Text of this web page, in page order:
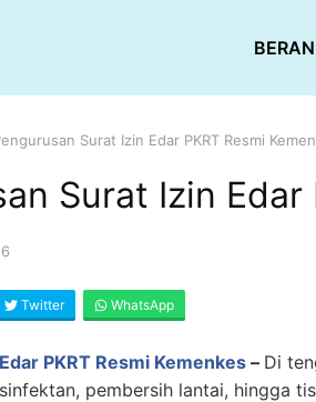
Surat Izin Edar PKRT Resmi
Surat Izin Edar
Twitter WhatsApp
PKRT Resmi Kemenkes – Di
pembersih lantai, hingga